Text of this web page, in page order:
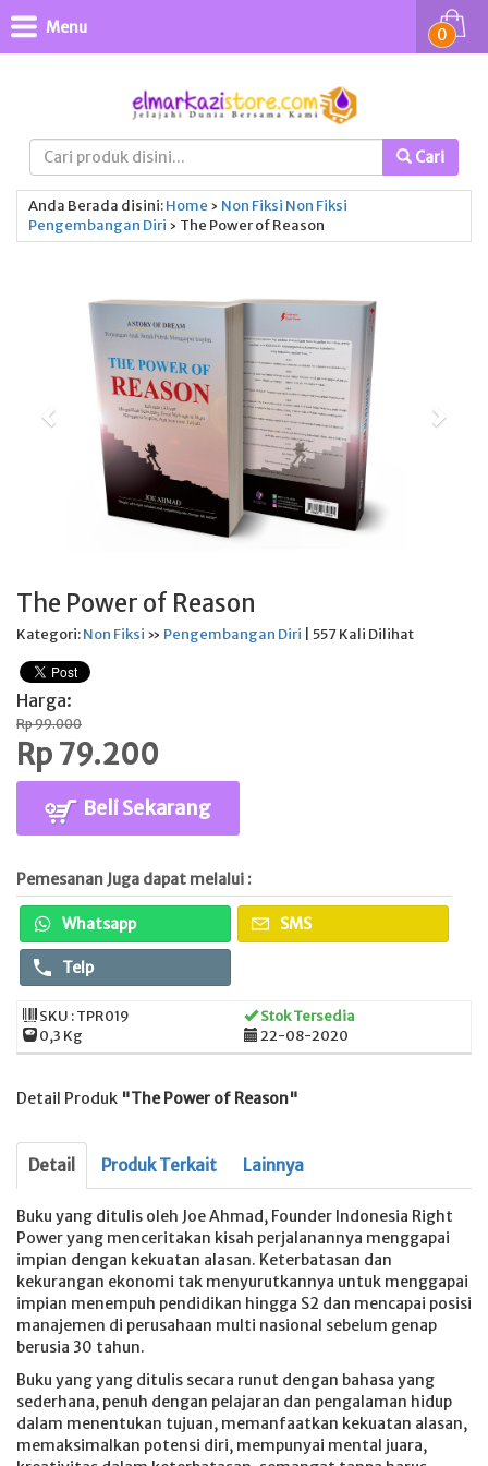
Cari
0
Menu
Anda Berada disini:Home › Non Fiksi Non Fiksi
Pengembangan Diri › The Power of Reason
The Power of Reason
Kategori:Non Fiksi » Pengembangan Diri | 557 Kali Dilihat
Harga:
Rp 99.000
Rp 79.200
Beli Sekarang
Pemesanan Juga dapat melalui :
Whatsapp SMS
Telp
SKU : TPR019
Stok Tersedia
0,3 Kg
22-08-2020
Detail Produk "The Power of Reason"
Detail Produk Terkait Lainnya
Buku yang ditulis oleh Joe Ahmad, Founder Indonesia Right
Power yang menceritakan kisah perjalanannya menggapai
impian dengan kekuatan alasan. Keterbatasan dan
kekurangan ekonomi tak menyurutkannya untuk menggapai
impian menempuh pendidikan hingga S2 dan mencapai posisi
manajemen di perusahaan multi nasional sebelum genap
berusia 30 tahun.
Buku yang yang ditulis secara runut dengan bahasa yang
sederhana, penuh dengan pelajaran dan pengalaman hidup
dalam menentukan tujuan, memanfaatkan kekuatan alasan,
memaksimalkan potensi diri, mempunyai mental juara,